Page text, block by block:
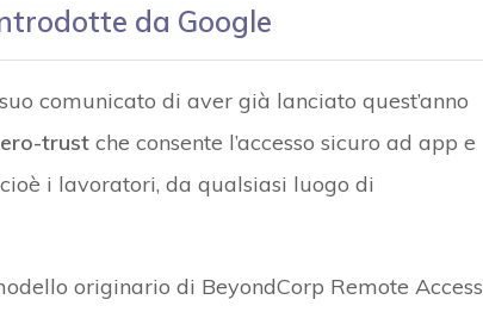
da Google
comunicato di aver già lanciato quest’anno
trustche consente l’accesso sicuro ad app e
i lavoratori, da qualsiasi luogo di
originario di BeyondCorp Remote Access